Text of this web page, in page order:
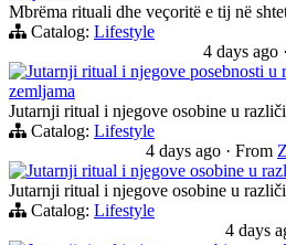
Mbrëma rituali dhe veçoritë e tij në
Catalog: Lifestyle
4 days ago ·
Jutarnji ritual i njegove posebnosti u
zemljama
Jutarnji ritual i njegove osobine u
Catalog: Lifestyle
4 days ago · From
Jutarnji ritual i njegove osobine u
Jutarnji ritual i njegove osobine u
Catalog: Lifestyle
4 days